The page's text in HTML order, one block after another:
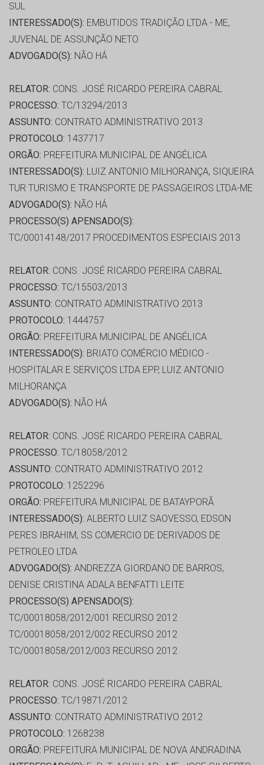
SUL
INTERESSADO(S): EMBUTIDOS TRADIÇÃO LTDA - ME,
JUVENAL DE ASSUNÇÃO NETO
ADVOGADO(S): NÃO HÁ
RELATOR: CONS. JOSÉ RICARDO PEREIRA CABRAL
PROCESSO: TC/13294/2013
ASSUNTO: CONTRATO ADMINISTRATIVO 2013
PROTOCOLO: 1437717
ORGÃO: PREFEITURA MUNICIPAL DE ANGÉLICA
INTERESSADO(S): LUIZ ANTONIO MILHORANÇA, SIQUEIRA
TUR TURISMO E TRANSPORTE DE PASSAGEIROS LTDA-ME
ADVOGADO(S): NÃO HÁ
PROCESSO(S) APENSADO(S):
TC/00014148/2017 PROCEDIMENTOS ESPECIAIS 2013
RELATOR: CONS. JOSÉ RICARDO PEREIRA CABRAL
PROCESSO: TC/15503/2013
ASSUNTO: CONTRATO ADMINISTRATIVO 2013
PROTOCOLO: 1444757
ORGÃO: PREFEITURA MUNICIPAL DE ANGÉLICA
INTERESSADO(S): BRIATO COMÉRCIO MÉDICO -
HOSPITALAR E SERVIÇOS LTDA EPP, LUIZ ANTONIO
MILHORANÇA
ADVOGADO(S): NÃO HÁ
RELATOR: CONS. JOSÉ RICARDO PEREIRA CABRAL
PROCESSO: TC/18058/2012
ASSUNTO: CONTRATO ADMINISTRATIVO 2012
PROTOCOLO: 1252296
ORGÃO: PREFEITURA MUNICIPAL DE BATAYPORÃ
INTERESSADO(S): ALBERTO LUIZ SAOVESSO, EDSON
PERES IBRAHIM, SS COMERCIO DE DERIVADOS DE
PETROLEO LTDA
ADVOGADO(S): ANDREZZA GIORDANO DE BARROS,
DENISE CRISTINA ADALA BENFATTI LEITE
PROCESSO(S) APENSADO(S):
TC/00018058/2012/001 RECURSO 2012
TC/00018058/2012/002 RECURSO 2012
TC/00018058/2012/003 RECURSO 2012
RELATOR: CONS. JOSÉ RICARDO PEREIRA CABRAL
PROCESSO: TC/19871/2012
ASSUNTO: CONTRATO ADMINISTRATIVO 2012
PROTOCOLO: 1268238
ORGÃO: PREFEITURA MUNICIPAL DE NOVA ANDRADINA